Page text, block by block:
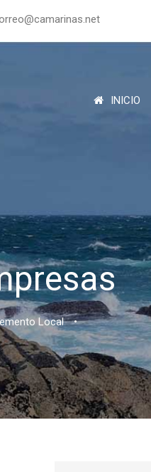
INICIO
Local •